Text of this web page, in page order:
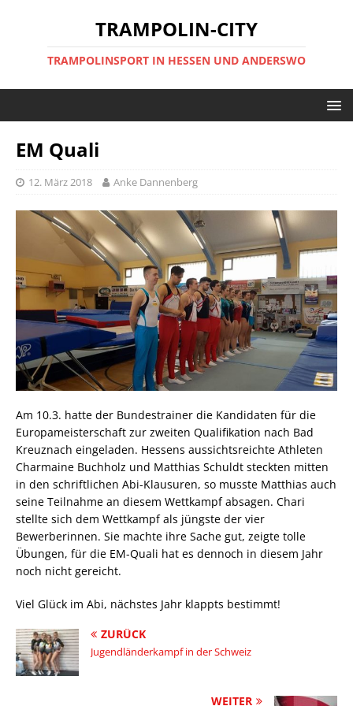
TRAMPOLIN-CITY
TRAMPOLINSPORT IN HESSEN UND ANDERSWO
EM Quali
12. März 2018 Anke Dannenberg
Am 10.3. hatte der Bundestrainer die Kandidaten für die
Europameisterschaft zur zweiten Qualifikation nach Bad
Kreuznach eingeladen. Hessens aussichtsreichte Athleten
Charmaine Buchholz und Matthias Schuldt steckten mitten
in den schriftlichen Abi-Klausuren, so musste Matthias auch
seine Teilnahme an diesem Wettkampf absagen. Chari
stellte sich dem Wettkampf als jüngste der vier
Bewerberinnen. Sie machte ihre Sache gut, zeigte tolle
Übungen, für die EM-Quali hat es dennoch in diesem Jahr
noch nicht gereicht.
Viel Glück im Abi, nächstes Jahr klappts bestimmt!
ZURÜCK
Jugendländerkampf in der Schweiz
WEITER